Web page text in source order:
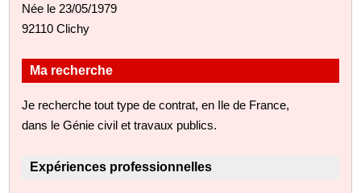
Née le 23/05/1979
92110 Clichy
Ma recherche
Je recherche tout type de contrat, en Ile de France,
dans le Génie civil et travaux publics.
Expériences professionnelles